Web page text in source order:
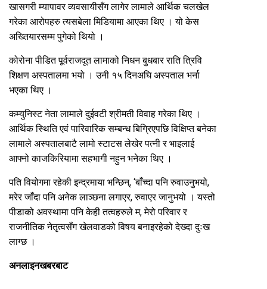
खासगरी म्यापावर व्यवसायीसँग लागेर लामाले आर्थिक चलखेल
गरेका आरोपहरु त्यसबेला मिडियामा आएका थिए । यो केस
अख्तियारसम्म पुगेको थियो ।
कोरोना पीडित पूर्वराजदूत लामाको निधन बुधबार राति त्रिवि
शिक्षण अस्पतालमा भयो । उनी १५ दिनअघि अस्पताल भर्ना
भएका थिए ।
कम्युनिस्ट नेता लामाले दुईवटी श्रीमती विवाह गरेका थिए ।
आर्थिक स्थिति एवं पारिवारिक सम्बन्ध बिग्रिएपछि विक्षिप्त बनेका
लामाले अस्पतालबाटै लामो स्टाटस लेखेर पत्नी र भाइलाई
आफ्नो काजकिरियामा सहभागी नहुन भनेका थिए ।
पति वियोगमा रहेकी इन्द्रमाया भन्छिन्, ‘बाँच्दा पनि रुवाउनुभयो,
मरेर जाँदा पनि अनेक लाञ्छना लगाएर, रुवाएर जानुभयो । यस्तो
पीडाको अवस्थामा पनि केही तत्वहरुले म, मेरो परिवार र
राजनीतिक नेतृत्वसँग खेलवाडको विषय बनाइरहेको देख्दा दुःख
लाग्छ ।
अनलाइनखबरबाट